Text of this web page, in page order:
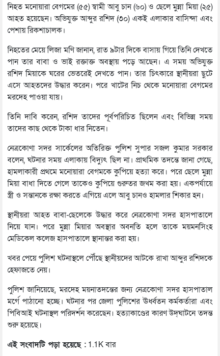
নিহত মনোয়ারা বেগমের (৫৫) স্বামী আবু চান (৬০) ও ছেলে মুন্না মিয়া (২৫)
আহত হয়েছেন। অভিযুক্ত আব্দুর রশিদ (৩০) একই এলাকার বাসিন্দা এবং
পেশায় রিকশাচালক।
নিহতের মেয়ে লিজা মণি জানান, রাত ৯টার দিকে বাসায় গিয়ে তিনি দেখতে
পান তার বাবা ও ভাই রক্তাক্ত অবস্থায় পড়ে আছেন। এ সময় অভিযুক্ত
রশিদ মিয়াকে ঘরের ভেতরেই দেখতে পান। তার চিৎকারে স্থানীয়রা ছুটে
এসে আহতদের উদ্ধার করেন। পরে খাটের নিচ থেকে মনোয়ারা বেগমের
মরদেহ পাওয়া যায়।
তিনি দাবি করেন, রশিদ তাদের পূর্বপরিচিত ছিলেন এবং বিভিন্ন সময়
তাদের কাছ থেকে টাকা ধার নিতেন।
নেত্রকোণা সদর সার্কেলের অতিরিক্ত পুলিশ সুপার সজল কুমার সরকার
বলেন, ঘটনার সময় এলাকায় বিদ্যুৎ ছিল না। প্রাথমিক তদন্তে জানা গেছে,
হামলাকারী প্রথমে মনোয়ারা বেগমকে কুপিয়ে হত্যা করে। পরে ছেলে মুন্না
মিয়া বাধা দিতে গেলে তাকেও কুপিয়ে গুরুতর জখম করা হয়। একপর্যায়ে
স্ত্রী ও সন্তানকে রক্ষা করতে এগিয়ে এলে আবু চানও হামলার শিকার হন।
স্থানীয়রা আহত বাবা-ছেলেকে উদ্ধার করে নেত্রকোণা সদর হাসপাতালে
নিয়ে যান। পরে মুন্না মিয়ার অবস্থার অবনতি হলে তাকে ময়মনসিংহ
মেডিকেল কলেজ হাসপাতালে স্থানান্তর করা হয়।
খবর পেয়ে পুলিশ ঘটনাস্থলে পৌঁছে স্থানীয়দের আটকে রাখা আব্দুর রশিদকে
হেফাজতে নেয়।
পুলিশ জানিয়েছে, মরদেহ ময়নাতদন্তের জন্য নেত্রকোণা সদর হাসপাতাল
মর্গে পাঠানো হচ্ছে। ঘটনার পর জেলা পুলিশের ঊর্ধ্বতন কর্মকর্তারা এবং
পিবিআই ঘটনাস্থল পরিদর্শন করেছেন। হত্যাকাণ্ডের কারণ উদ্‌ঘাটনে তদন্ত
শুরু হয়েছে।
এই সংবাদটি পড়া হয়েছে : 1.1K বার